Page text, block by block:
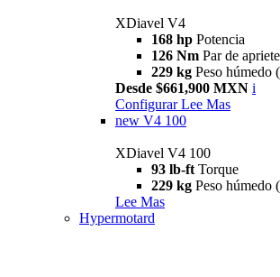
XDiavel V4
168 hp Potencia
126 Nm Par de apriete
229 kg Peso húmedo
Desde $661,900 MXN i
Configurar Lee Mas
new V4 100
XDiavel V4 100
93 lb-ft Torque
229 kg Peso húmedo
Lee Mas
Hypermotard